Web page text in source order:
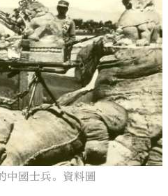
中國士兵。資料圖